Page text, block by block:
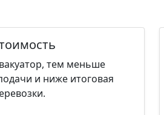
тем меньше
и ниже итоговая